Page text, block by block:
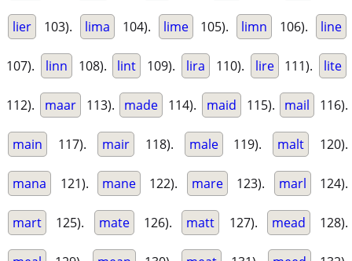
lier 103). lima 104). lime 105). limn 106). line
107). linn 108). lint 109). lira 110). lire 111). lite
112). maar 113). made 114). maid 115). mail 116).
main 117). mair 118). male 119). malt 120).
mana 121). mane 122). mare 123). marl 124).
mart 125). mate 126). matt 127). mead 128).